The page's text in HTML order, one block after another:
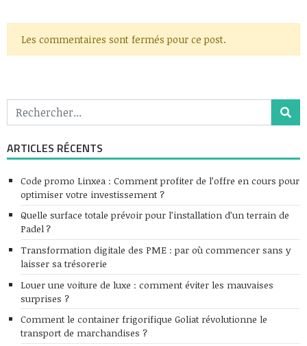
Les commentaires sont fermés pour ce post.
ARTICLES RÉCENTS
Code promo Linxea : Comment profiter de l’offre en cours pour
optimiser votre investissement ?
Quelle surface totale prévoir pour l’installation d’un terrain de
Padel ?
Transformation digitale des PME : par où commencer sans y
laisser sa trésorerie
Louer une voiture de luxe : comment éviter les mauvaises
surprises ?
Comment le container frigorifique Goliat révolutionne le
transport de marchandises ?